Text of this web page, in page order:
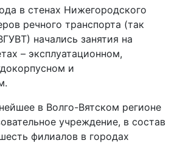
в стенах Нижегородского
речного транспорта (так
начались занятия на
– эксплуатационном,
и
в Волго-Вятском регионе
учреждение, в состав
филиалов в городах